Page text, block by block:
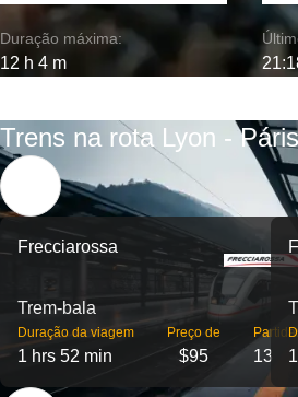
Duração máxima:
12 h 4 m
Trens na rota Lyon - Páris
Frecciarossa
Trem-bala
Duração da viagem
1 hrs 52 min
Preço de
$95 13